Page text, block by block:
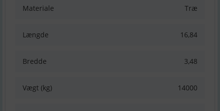
Materiale Træ
Længde 16,84
Bredde 3,48
Vægt (kg) 14000